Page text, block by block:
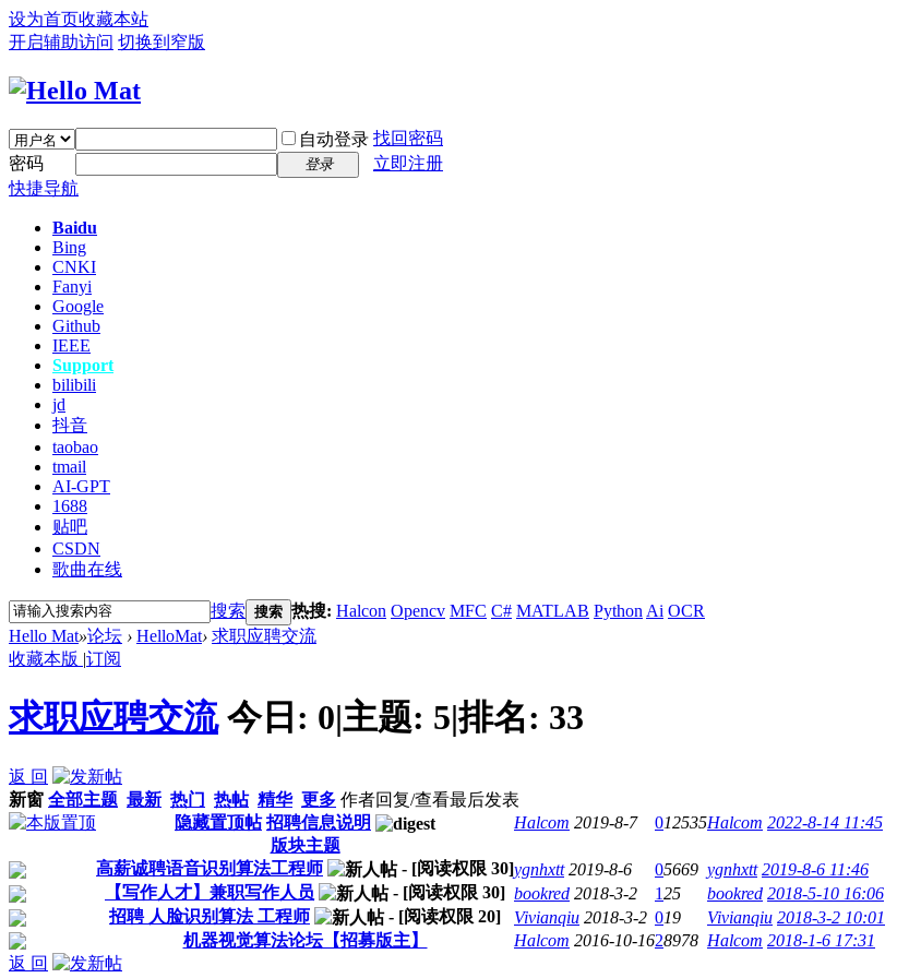
设为首页收藏本站
开启辅助访问 切换到窄版
自动登录 找回密码
密码
登录
立即注册
快捷导航
Baidu
Bing
CNKI
Fanyi
Google
Github
IEEE
Support
bilibili
jd
抖音
taobao
tmail
AI-GPT
1688
贴吧
CSDN
歌曲在线
搜索 搜索 热搜: Halcon Opencv MFC C# MATLAB Python Ai OCR
Hello Mat»论坛 › HelloMat› 求职应聘交流
收藏本版 |订阅
求职应聘交流 今日: 0|主题: 5|排名: 33
返 回
新窗 全部主题 最新 热门 热帖 精华 更多 作者回复/查看最后发表
隐藏置顶帖 招聘信息说明 Halcom 2019-8-7 012535Halcom 2022-8-14 11:45
版块主题
高薪诚聘语音识别算法工程师
- [阅读权限 30]ygnhxtt 2019-8-6 05669 ygnhxtt 2019-8-6 11:46
【写作人才】兼职写作人员
- [阅读权限 30] bookred 2018-3-2 125 bookred 2018-5-10 16:06
招聘 人脸识别算法 工程师
- [阅读权限 20] Vivianqiu 2018-3-2 019 Vivianqiu 2018-3-2 10:01
机器视觉算法论坛【招募版主】
Halcom 2016-10-1628978 Halcom 2018-1-6 17:31
返 回